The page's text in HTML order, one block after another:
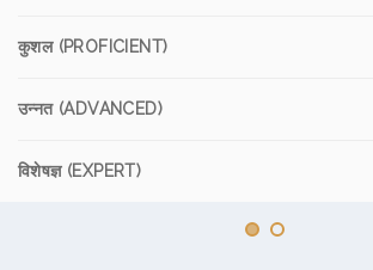
कुशल (PROFICIENT)
उन्नत (ADVANCED)
विशेषज्ञ (EXPERT)